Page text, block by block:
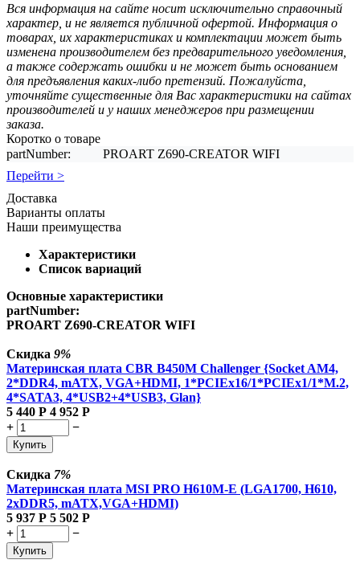
Вся информация на сайте носит исключительно справочный
характер, и не является публичной офертой. Информация о
товарах, их характеристиках и комплектации может быть
изменена производителем без предварительного уведомления,
а также содержать ошибки и не может быть основанием
для предъявления каких-либо претензий. Пожалуйста,
уточняйте существенные для Вас характеристики на сайтах
производителей и у наших менеджеров при размещении
заказа.
Коротко о товаре
partNumber:
PROART Z690-CREATOR WIFI
Перейти >
Доставка
Варианты оплаты
Наши преимущества
Характеристики
Список вариаций
Основные характеристики
partNumber:
PROART Z690-CREATOR WIFI
Скидка 9%
Материнская плата CBR B450M Challenger {Socket AM4,
2*DDR4, mATX, VGA+HDMI, 1*PCIEx16/1*PCIEx1/1*M.2,
4*SATA3, 4*USB2+4*USB3, Glan}
5 440 Р 4 952 Р
+
−
Купить
Скидка 7%
Материнская плата MSI PRO H610M-E (LGA1700, H610,
2xDDR5, mATX,VGA+HDMI)
5 937 Р 5 502 Р
+
−
Купить